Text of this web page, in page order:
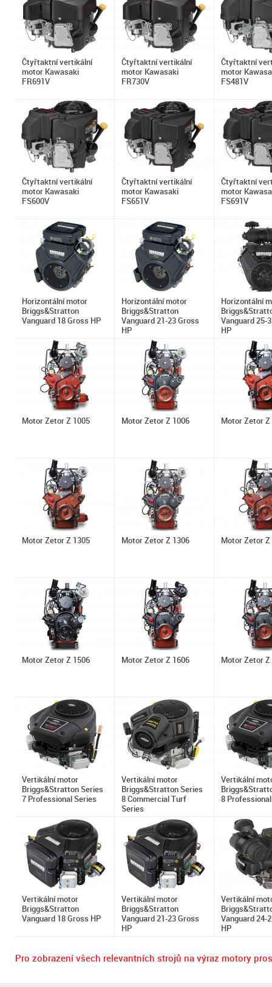
Čtyřtaktní vertikální
motor Kawasaki
FR691V
Čtyřtaktní vertikální
motor Kawasaki
FR730V
Čtyřtaktní
motor
FS481V
Čtyřtaktní vertikální
motor Kawasaki
FS600V
Čtyřtaktní vertikální
motor Kawasaki
FS651V
Čtyřtaktní
motor
FS691V
Horizontální motor
Briggs&Stratton
Vanguard 18 Gross HP
Horizontální motor
Briggs&Stratton
Vanguard 21-23 Gross
HP
Horizontální
Vanguard 25-
HP
Motor Zetor Z 1005 Motor Zetor Z 1006 Motor Zetor Z
Motor Zetor Z 1305 Motor Zetor Z 1306 Motor Zetor Z
Motor Zetor Z 1506 Motor Zetor Z 1606 Motor Zetor Z
Vertikální motor
Briggs&Stratton Series
7 Professional Series
Vertikální motor
Briggs&Stratton Series
8 Commercial Turf
Series
Vertikální
8
Vertikální motor
Briggs&Stratton
Vanguard 18 Gross HP
Vertikální motor
Briggs&Stratton
Vanguard 21-23 Gross
HP
Vertikální
Vanguard 24-
HP
Pro zobrazení všech relevantních strojů na výraz motory